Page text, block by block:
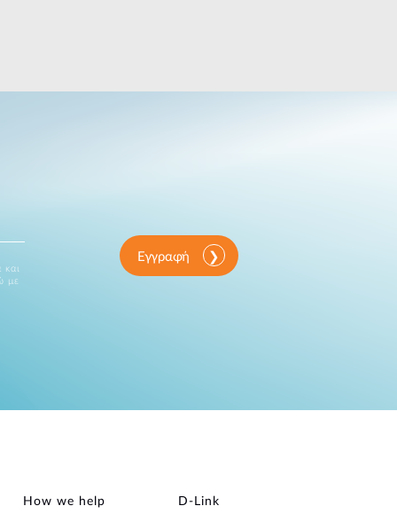
με
Εγγραφή
How we help D‑Link